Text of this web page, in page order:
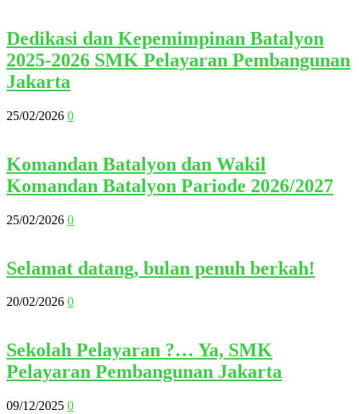
Dedikasi dan Kepemimpinan Batalyon
2025-2026 SMK Pelayaran Pembangunan
Jakarta
25/02/2026 0
Komandan Batalyon dan Wakil
Komandan Batalyon Pariode 2026/2027
25/02/2026 0
Selamat datang, bulan penuh berkah!
20/02/2026 0
Sekolah Pelayaran ?… Ya, SMK
Pelayaran Pembangunan Jakarta
09/12/2025 0